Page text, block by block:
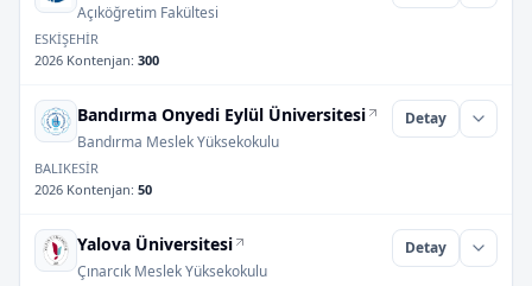
Açıköğretim Fakültesi
ESKİŞEHİR
2026 Kontenjan: 300
Bandırma Onyedi Eylül Üniversitesi
Bandırma Meslek Yüksekokulu
Detay
BALIKESİR
2026 Kontenjan: 50
Yalova Üniversitesi
Çınarcık Meslek Yüksekokulu
Detay